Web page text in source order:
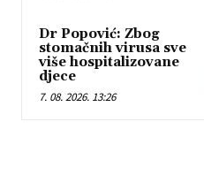
Dr Popović: Zbog
stomačnih virusa sve
više hospitalizovane
djece
7. 08. 2026. 13:26